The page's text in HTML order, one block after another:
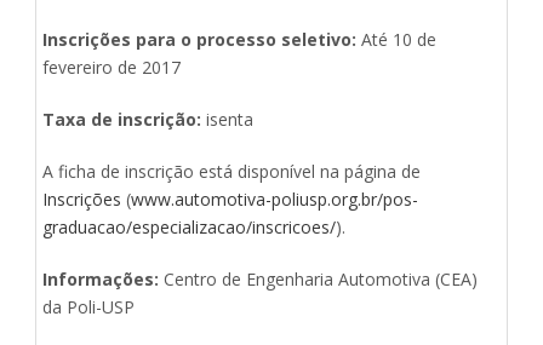
Inscrições para o processo seletivo: Até 10 de
fevereiro de 2017
Taxa de inscrição: isenta
A ficha de inscrição está disponível na página de
Inscrições (www.automotiva-poliusp.org.br/pos-
graduacao/especializacao/inscricoes/).
Informações: Centro de Engenharia Automotiva (CEA)
da Poli-USP